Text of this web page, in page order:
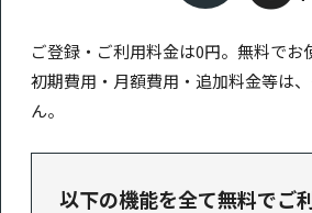
ご登録・ご利用料金は0円。無料でお
初期費用・月額費用・追加料金等は
ん。
以下の機能を全て無料でご